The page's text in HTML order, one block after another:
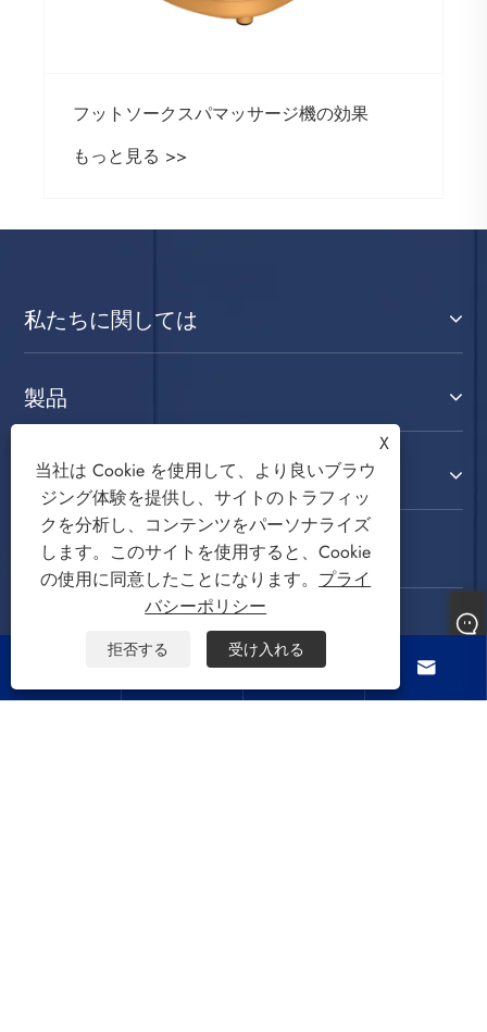
フットソークスパマッサージ機の効果
もっと見る >>
私たちに関しては
製品
お問い合わせ
フォローする
 
X
当社は Cookie を使用して、より良いブラウ
ジング体験を提供し、サイトのトラフィッ
クを分析し、コンテンツをパーソナライズ
します。このサイトを使用すると、Cookie
の使用に同意したことになります。 プライ
バシーポリシー
拒否する 受け入れる